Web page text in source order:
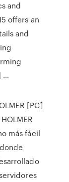
and
offers an
and
…
[PC]
más fácil